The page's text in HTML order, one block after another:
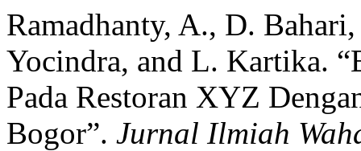
Ramadhanty, A., D.
Yocindra, and L. Kartika.
Pada Restoran XYZ
Bogor”. Jurnal Ilmiah